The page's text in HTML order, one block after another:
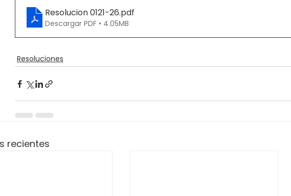
Resolucion 0121-26.pdf
Descargar PDF • 4.05MB
Resoluciones
recientes